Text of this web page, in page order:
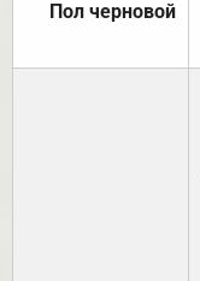
Пол черновой